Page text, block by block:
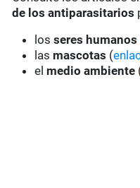
de los antiparasitarios
losseres humanos
las mascotas (
el medio ambiente